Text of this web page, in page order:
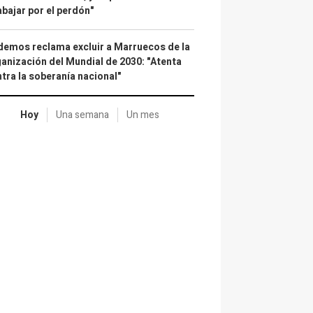
por el perdón"
reclama excluir a Marruecos de la
del Mundial de 2030: "Atenta
la soberanía nacional"
Hoy Una semana Un mes